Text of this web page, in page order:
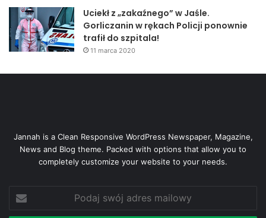
Uciekł z „zakaźnego” w Jaśle.
Gorliczanin w rękach Policji ponownie
trafił do szpitala!
11 marca 2020
Jannah is a Clean Responsive WordPress Newspaper, Magazine,
News and Blog theme. Packed with options that allow you to
completely customize your website to your needs.
swój